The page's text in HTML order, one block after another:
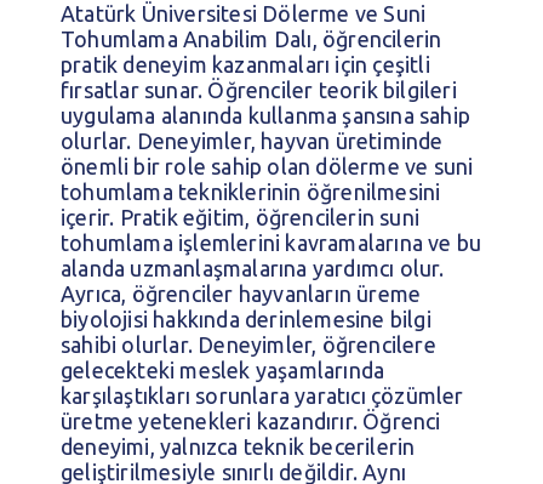
Atatürk Üniversitesi Dölerme ve Suni
Tohumlama Anabilim Dalı, öğrencilerin
pratik deneyim kazanmaları için çeşitli
fırsatlar sunar. Öğrenciler teorik bilgileri
uygulama alanında kullanma şansına sahip
olurlar. Deneyimler, hayvan üretiminde
önemli bir role sahip olan dölerme ve suni
tohumlama tekniklerinin öğrenilmesini
içerir. Pratik eğitim, öğrencilerin suni
tohumlama işlemlerini kavramalarına ve bu
alanda uzmanlaşmalarına yardımcı olur.
Ayrıca, öğrenciler hayvanların üreme
biyolojisi hakkında derinlemesine bilgi
sahibi olurlar. Deneyimler, öğrencilere
gelecekteki meslek yaşamlarında
karşılaştıkları sorunlara yaratıcı çözümler
üretme yetenekleri kazandırır. Öğrenci
deneyimi, yalnızca teknik becerilerin
geliştirilmesiyle sınırlı değildir. Aynı